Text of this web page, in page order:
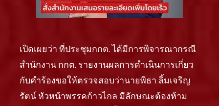
เปิดเผยว่า ที่ประชุมกกต. ได้มีการพิจารณากรณี
สำนักงาน กกต. รายงานผลการดำเนินการเกี่ยว
กับคำร้องขอให้ตรวจสอบว่านายพิธา ลิ้มเจริญ
รัตน์ หัวหน้าพรรคก้าวไกล มีลักษณะต้องห้าม